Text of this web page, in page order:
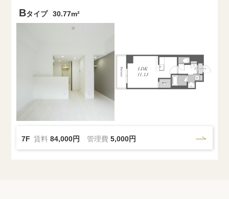
Bタイプ 30.77m²
7F 賃料84,000円 管理費5,000円